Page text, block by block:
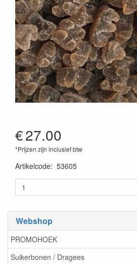
Webshop
PROMOHOEK
Suikerbonen / Dragees
€27.00
*Prijzen zijn inclusief btw
Artikelcode: 53605